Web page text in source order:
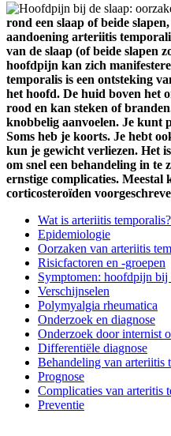
rond een slaap of beide
aandoening arteriitis
van de slaap (of beide slapen
hoofdpijn kan zich
temporalis is een ontsteking
het hoofd. De huid boven het
rood en kan steken of
knobbelig aanvoelen. Je kunt
Soms heb je koorts. Je hebt
kun je gewicht verliezen. Het
om snel een behandeling in
ernstige complicaties.
corticosteroïden
Wat is arteriitis temporalis?
Epidemiologie
Oorzaken van arteriitis
Risicfactoren en -groepen
Symptomen: hoofdpijn bij
Verschijnselen
Polymyalgia rheumatica
Onderzoek en diagnose
Onderzoek door internist
Differentiële diagnose
Behandeling van arteriitis
Prognose
Complicaties van arteritis
Preventie